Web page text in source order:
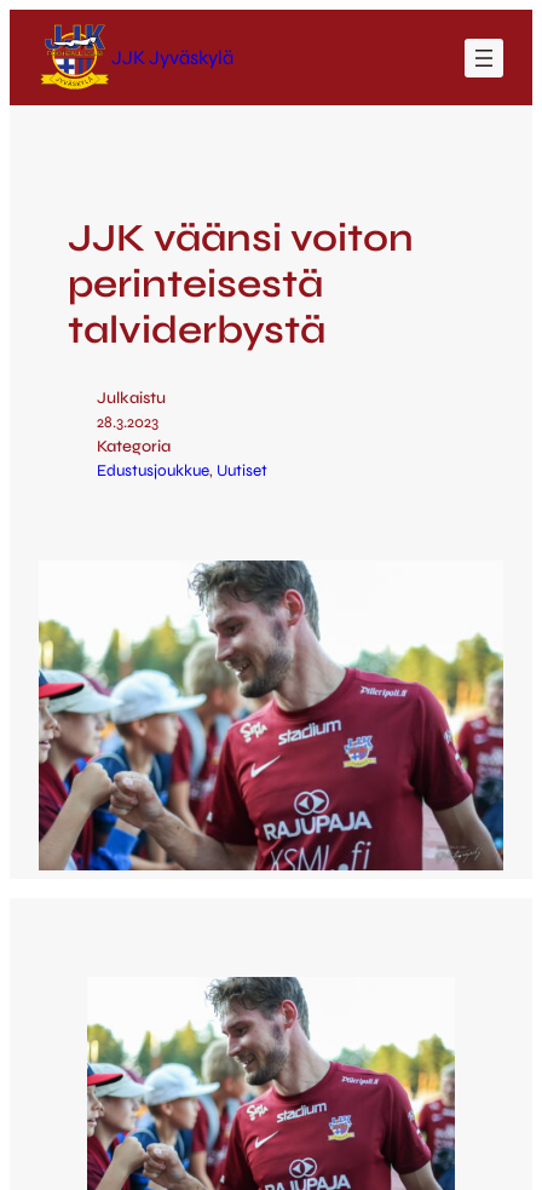
JJK Jyväskylä
JJK väänsi voiton
perinteisestä
talviderbystä
Julkaistu
28.3.2023
Kategoria
Edustusjoukkue, Uutiset